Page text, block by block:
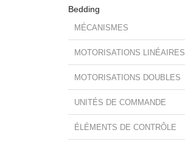
Bedding
MÉCANISMES
MOTORISATIONS LINÉAIRES
MOTORISATIONS DOUBLES
UNITÉS DE COMMANDE
ÉLÉMENTS DE CONTRÔLE